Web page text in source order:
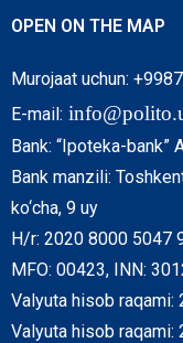
OPEN ON THE MAP
Murojaat uchun:
E-mail:
Bank: “Ipoteka-bank”
Bank manzili:
ko‘cha, 9 uy
H/r: 2020 8000 5047
MFO: 00423, INN:
Valyuta hisob raqami:
Valyuta hisob